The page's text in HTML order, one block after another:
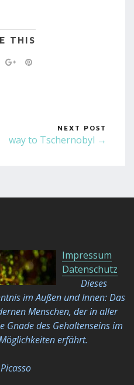
THIS
NEXT POST
way to Tschernobyl →
Impressum
Datenschutz
Dieses
im Außen und Innen: Das
Menschen, der in aller
Gnade des Gehaltenseins im
erfährt.